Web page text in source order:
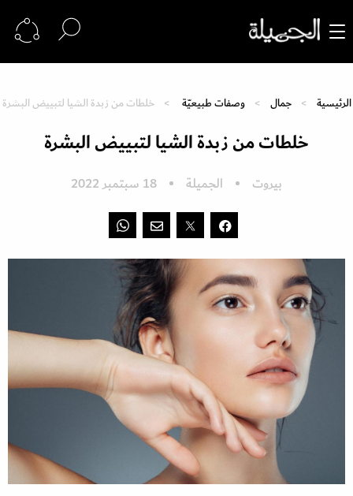
الرئيسية جمال وصفات طبيعيّة خلطات من زبدة الشيا لتبييض البشرة
خلطات من زبدة الشيا لتبييض البشرة
بيروت الجميلة 18 سبتمبر 2022